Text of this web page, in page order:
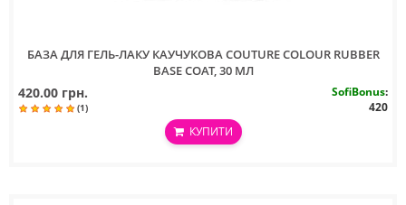
БАЗА ДЛЯ ГЕЛЬ-ЛАКУ КАУЧУКОВА COUTURE COLOUR RUBBER
BASE COAT, 30 МЛ
420.00 грн.
(1)
SofiBonus:
420
КУПИТИ